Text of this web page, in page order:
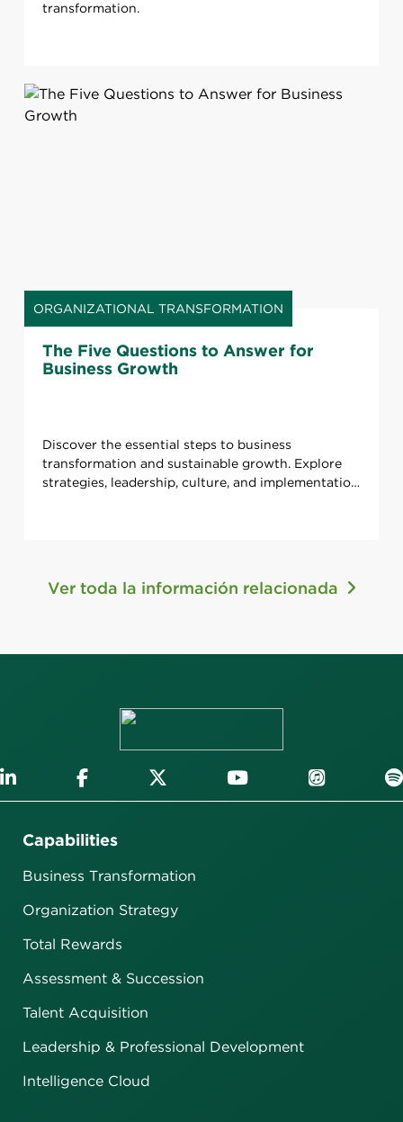
transformation.
ORGANIZATIONAL TRANSFORMATION
The Five Questions to Answer for
Business Growth
Discover the essential steps to business
transformation and sustainable growth. Explore
strategies, leadership, culture, and implementation
Ver toda la información relacionada
Capabilities
Business Transformation
Organization Strategy
Total Rewards
Assessment & Succession
Talent Acquisition
Leadership & Professional Development
Intelligence Cloud